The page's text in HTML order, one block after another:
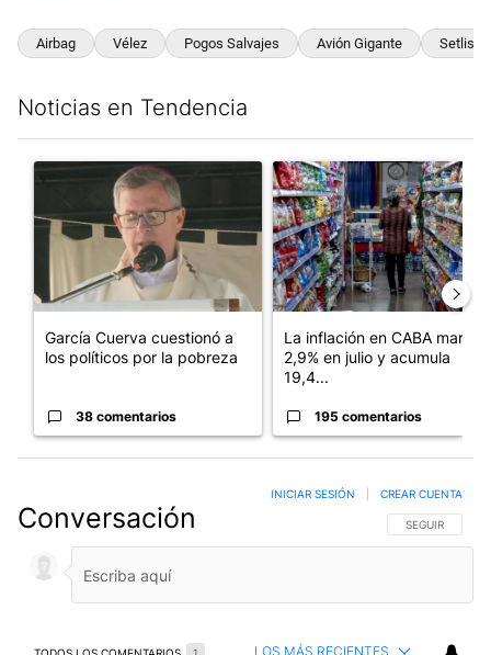
Airbag Vélez Pogos Salvajes Avión Gigante Setlist
Noticias en Tendencia
Un artículo de tendencia con el título "García Cuerva
García Cuerva cuestionó a
los políticos por la pobreza
38 comentarios
Un artículo de tendencia con
La inflación en CABA marcó
2,9% en julio y acumula
19,4...
195 comentarios
Conversación SIGA ESTA
SEGUIR
INICIAR SESIÓN CREAR CUENTA
LOS MÁS RECIENTES